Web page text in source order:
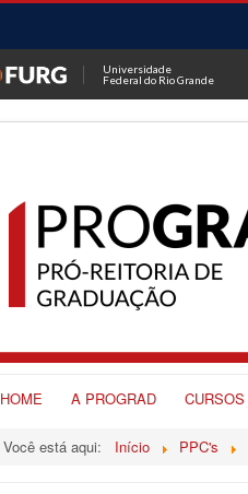
Universidade
Federal do Rio Grande
HOME A PROGRAD CURSOS
Você está aqui: Início PPC's